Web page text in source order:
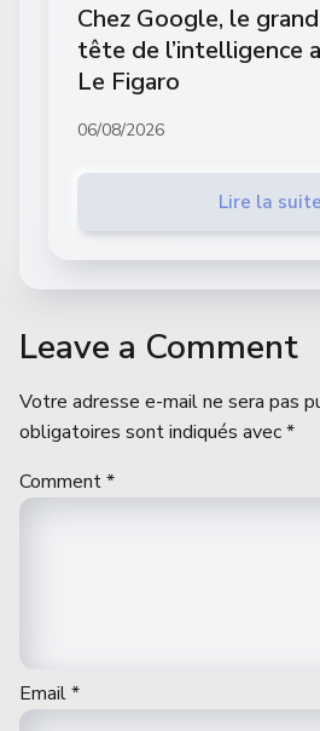
Chez Google, le
tête de l’intelligence
Le Figaro
06/08/2026
Lire la suite
Leave a Comment
Votre adresse e-mail ne sera pas
obligatoires sont indiqués avec*
Comment*
Email*